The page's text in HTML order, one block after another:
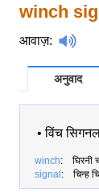
winch
आवाज़:
अनुवाद
•विंच
winch: घिरनी
signal: चिन्ह